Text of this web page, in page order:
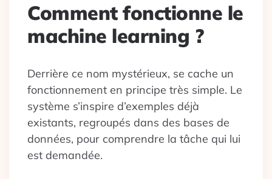
Comment fonctionne le
machine learning ?
Derrière ce nom mystérieux, se cache un
fonctionnement en principe très simple. Le
système s’inspire d’exemples déjà
existants, regroupés dans des bases de
données, pour comprendre la tâche qui lui
est demandée.